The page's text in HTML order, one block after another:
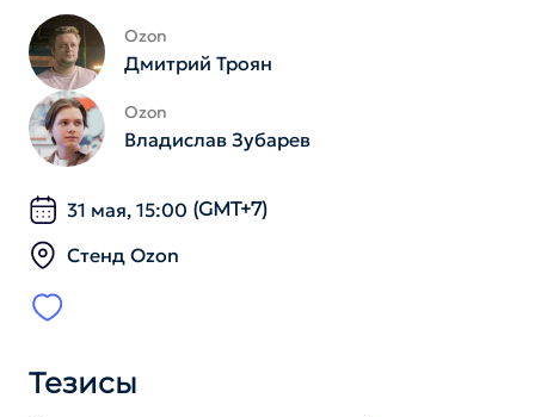
Ozon
Дмитрий Троян
Ozon
Владислав Зубарев
31 мая, 15:00 (GMT+7)
Стенд Ozon
Тезисы